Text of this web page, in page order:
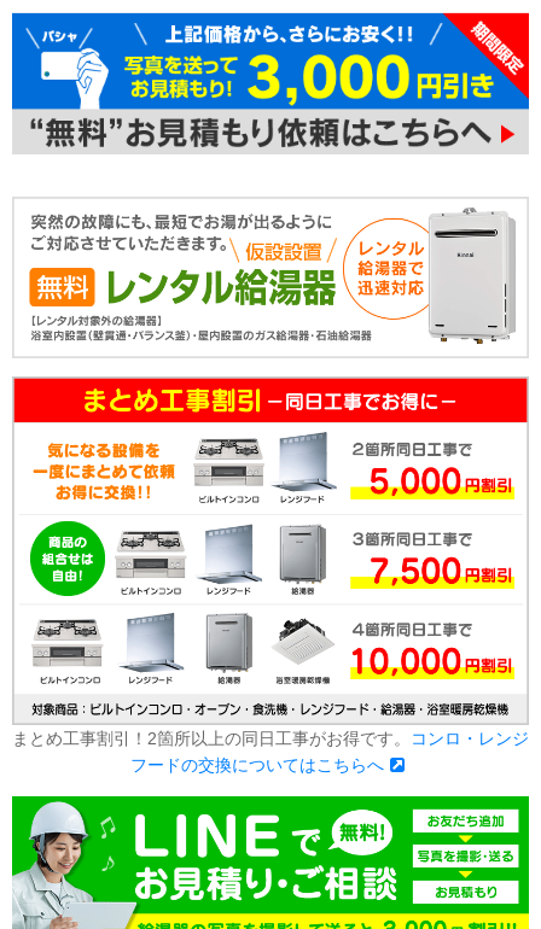
まとめ工事割引！2箇所以上の同日工事がお得です。
コンロ・レンジ
フードの交換についてはこちらへ